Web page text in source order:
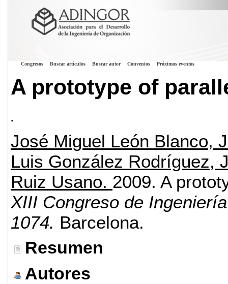
Congresos Buscar artículos Buscar autor Convenios Próximos eventos
A prototype of
.
José Miguel León Blanco,
Luis González Rodríguez,
Ruiz Usano. 2009. A
XIII Congreso de
1074. Barcelona.
Resumen
Autores